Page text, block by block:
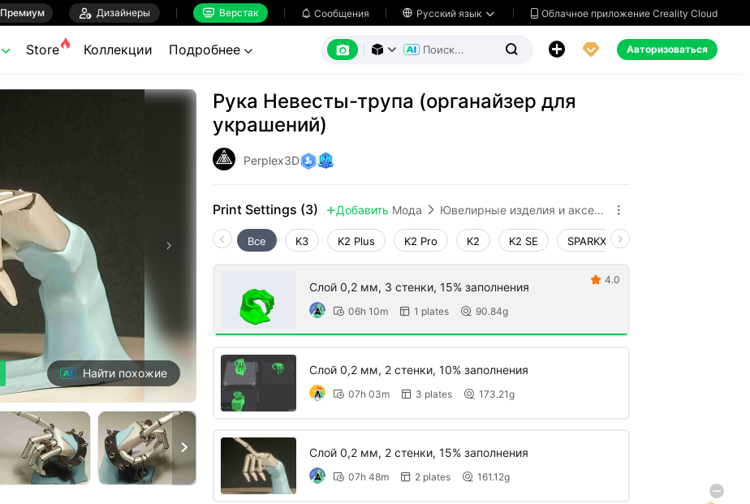
Премиум  Дизайнеры  Верстак  Сообщения  Русский язык   Облачное приложение Creality Cloud
 Store Коллекции Подробнее        Авторизоваться
Найти похожие

Рука Невесты-трупа (органайзер для
украшений)
Perplex3D
Print Settings (3)  Добавить Мода  Ювелирные изделия и аксессуары 
Все K3 K2 Plus K2 Pro K2 K2 SE SPARKX i7
Слой 0,2 мм, 3 стенки, 15% заполнения
 06h 10m  1 plates  90.84g
 4.0
Слой 0,2 мм, 2 стенки, 10% заполнения
 07h 03m  3 plates  173.21g
Слой 0,2 мм, 2 стенки, 15% заполнения
 07h 48m  2 plates  161.12g